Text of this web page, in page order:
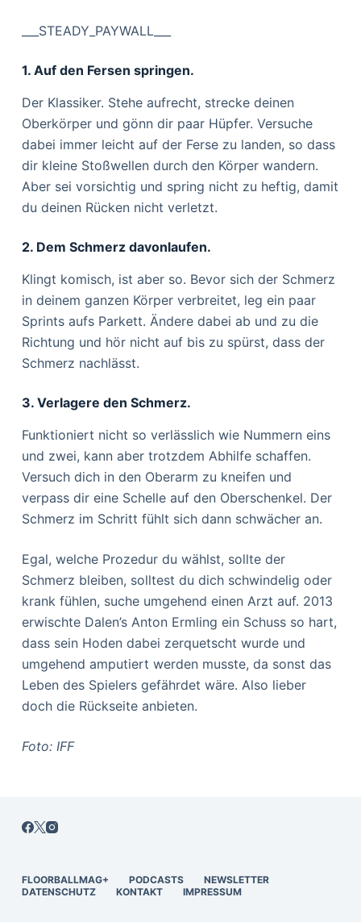
___STEADY_PAYWALL___
1. Auf den Fersen springen.
Der Klassiker. Stehe aufrecht, strecke deinen
Oberkörper und gönn dir paar Hüpfer. Versuche
dabei immer leicht auf der Ferse zu landen, so dass
dir kleine Stoßwellen durch den Körper wandern.
Aber sei vorsichtig und spring nicht zu heftig, damit
du deinen Rücken nicht verletzt.
2. Dem Schmerz davonlaufen.
Klingt komisch, ist aber so. Bevor sich der Schmerz
in deinem ganzen Körper verbreitet, leg ein paar
Sprints aufs Parkett. Ändere dabei ab und zu die
Richtung und hör nicht auf bis zu spürst, dass der
Schmerz nachlässt.
3. Verlagere den Schmerz.
Funktioniert nicht so verlässlich wie Nummern eins
und zwei, kann aber trotzdem Abhilfe schaffen.
Versuch dich in den Oberarm zu kneifen und
verpass dir eine Schelle auf den Oberschenkel. Der
Schmerz im Schritt fühlt sich dann schwächer an.
Egal, welche Prozedur du wählst, sollte der
Schmerz bleiben, solltest du dich schwindelig oder
krank fühlen, suche umgehend einen Arzt auf. 2013
erwischte Dalen’s Anton Ermling ein Schuss so hart,
dass sein Hoden dabei zerquetscht wurde und
umgehend amputiert werden musste, da sonst das
Leben des Spielers gefährdet wäre. Also lieber
doch die Rückseite anbieten.
Foto: IFF
FLOORBALLMAG+ PODCASTS
NEWSLETTER
DATENSCHUTZ
KONTAKT IMPRESSUM